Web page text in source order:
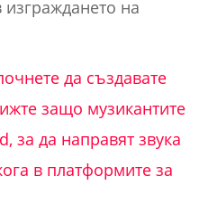
изграждането на
да създавате
защо музикантите
за да направят звука
в платформите за